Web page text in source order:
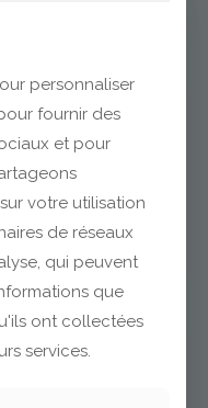
38
personnaliser
fournir des
et pour
votre utilisation
de réseaux
qui peuvent
que
ont collectées
services.